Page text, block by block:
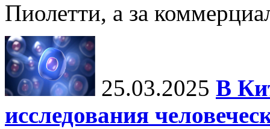
Пиолетти, а за
25.03.2025 В
исследования